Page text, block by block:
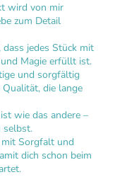
wird von mir
zum Detail
dass jedes Stück mit
Magie erfüllt ist.
und sorgfältig
die lange
wie das andere –
selbst.
Sorgfalt und
dich schon beim